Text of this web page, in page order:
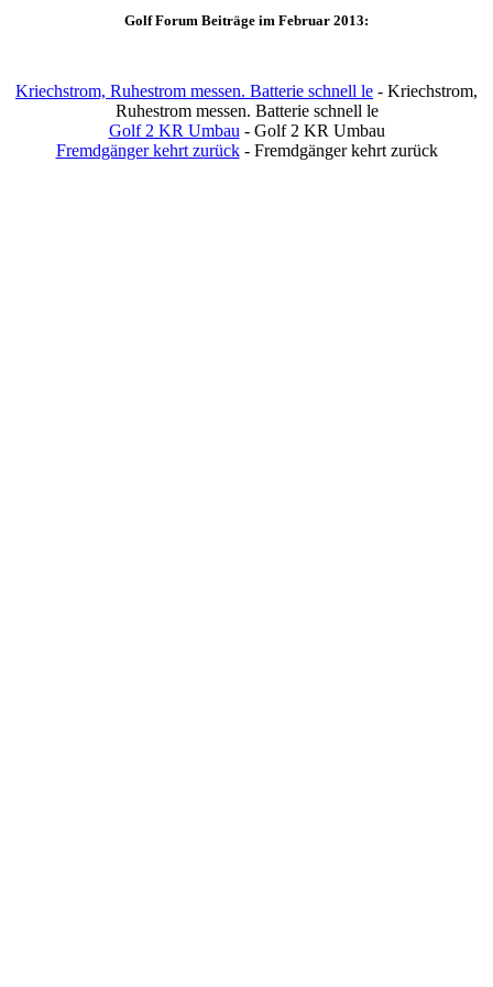
Golf Forum Beiträge im Februar 2013:
Kriechstrom, Ruhestrom messen. Batterie schnell le - Kriechstrom,
Ruhestrom messen. Batterie schnell le
Golf 2 KR Umbau - Golf 2 KR Umbau
Fremdgänger kehrt zurück- Fremdgänger kehrt zurück